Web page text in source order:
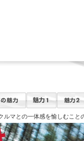
マとの一体感を愉しむこと